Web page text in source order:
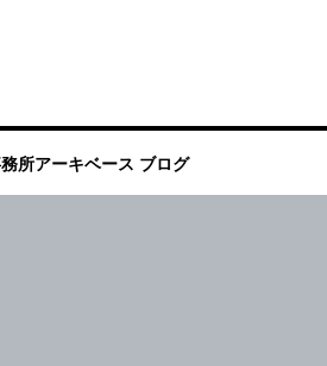
所アーキベース ブログ